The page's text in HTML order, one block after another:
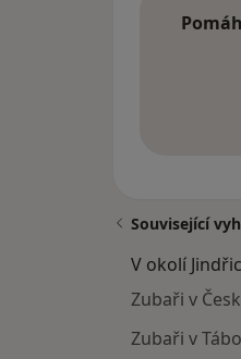
Související
V okolí
Zubaři v
Zubaři v